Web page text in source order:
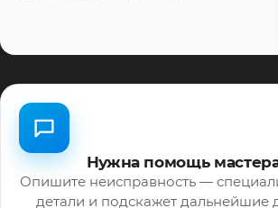
Нужна помощь
Опишите неисправность —
детали и подскажет дальнейшие